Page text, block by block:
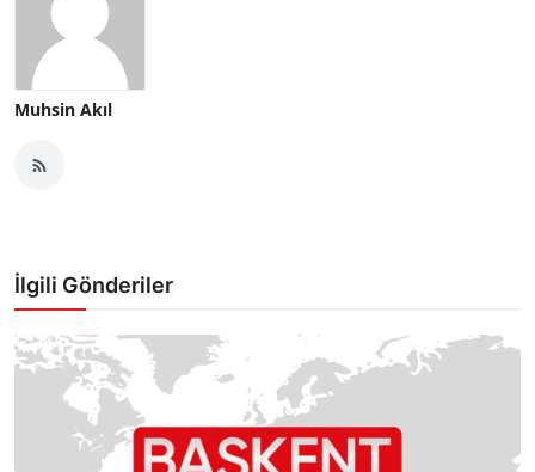
Muhsin Akıl
İlgili Gönderiler